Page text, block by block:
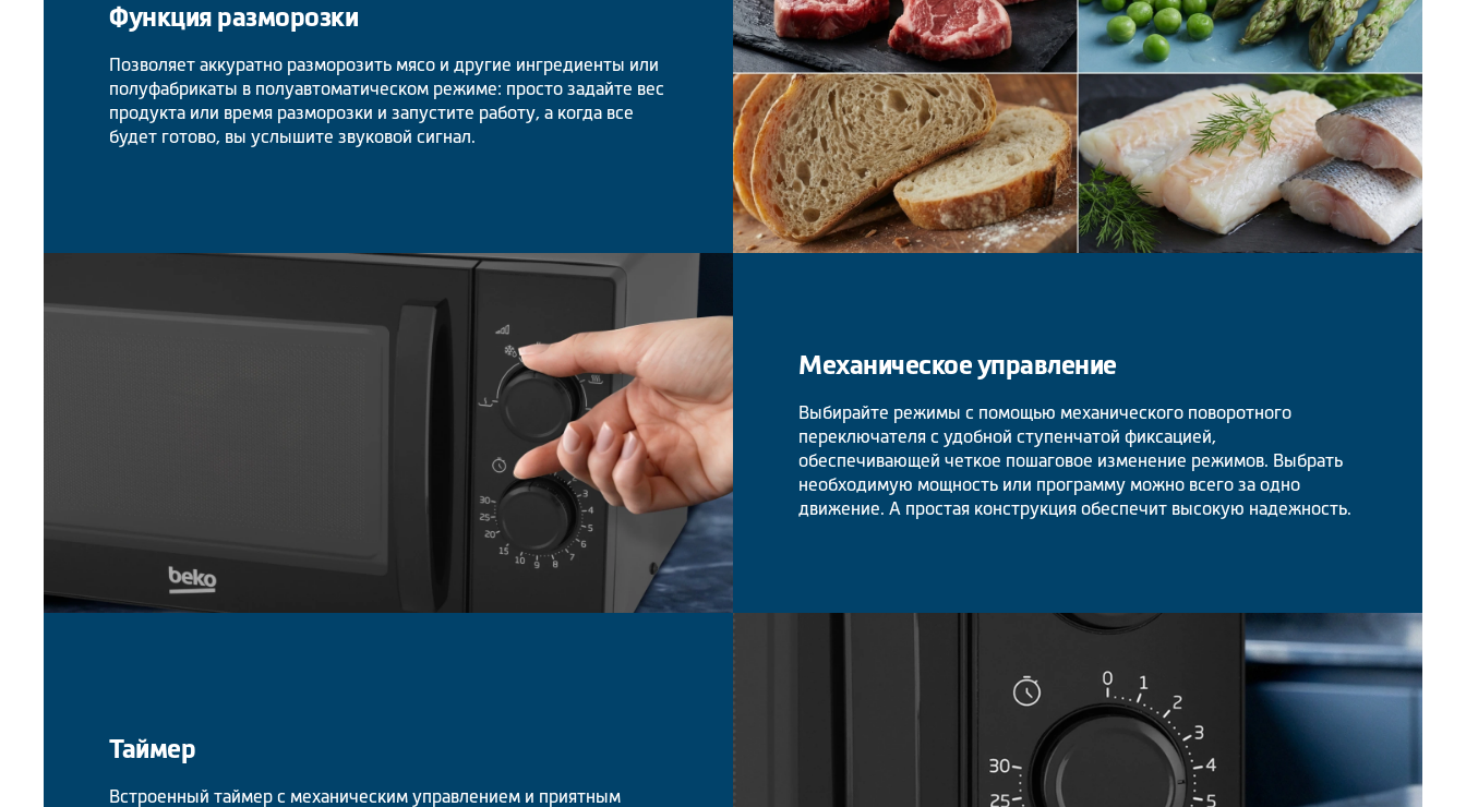
Функция разморозки
Позволяет аккуратно разморозить мясо и другие ингредиенты или
полуфабрикаты в полуавтоматическом режиме: просто задайте вес
продукта или время разморозки и запустите работу, а когда все
будет готово, вы услышите звуковой сигнал.
Механическое управление
Выбирайте режимы с помощью механического поворотного
переключателя с удобной ступенчатой фиксацией,
обеспечивающей четкое пошаговое изменение режимов. Выбрать
необходимую мощность или программу можно всего за одно
движение. А простая конструкция обеспечит высокую надежность.
Таймер
Встроенный таймер с механическим управлением и приятным